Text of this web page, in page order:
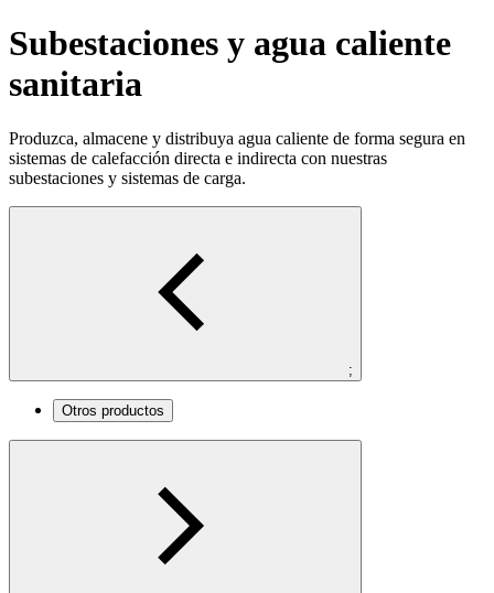
Subestaciones y agua caliente
sanitaria
Produzca, almacene y distribuya agua caliente de forma segura en
sistemas de calefacción directa e indirecta con nuestras
subestaciones y sistemas de carga.
;
Otros productos